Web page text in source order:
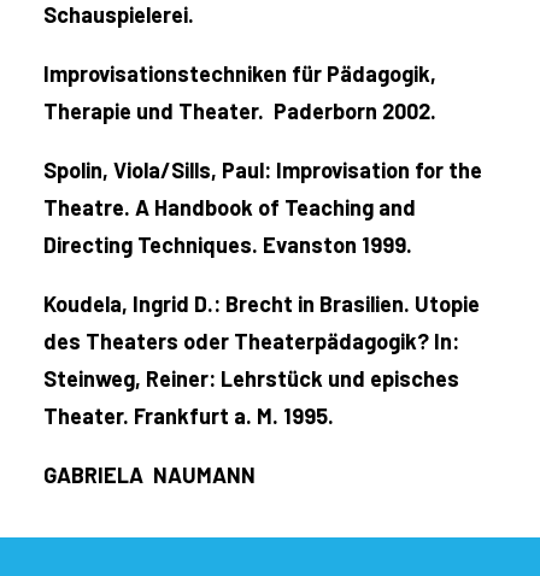
Schauspielerei.
Improvisationstechniken für Pädagogik,
Therapie und Theater. Paderborn 2002.
Spolin, Viola/Sills, Paul: Improvisation for the
Theatre. A Handbook of Teaching and
Directing Techniques. Evanston 1999.
Koudela, Ingrid D.: Brecht in Brasilien. Utopie
des Theaters oder Theaterpädagogik? In:
Steinweg, Reiner: Lehrstück und episches
Theater. Frankfurt a. M. 1995.
GABRIELA NAUMANN